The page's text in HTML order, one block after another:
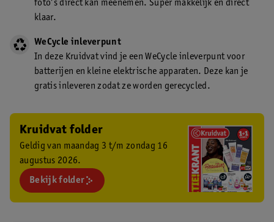
foto’s direct kan meenemen. Super makkelijk en direct
klaar.
WeCycle inleverpunt
In deze Kruidvat vind je een WeCycle inleverpunt voor
batterijen en kleine elektrische apparaten. Deze kan je
gratis inleveren zodat ze worden gerecycled.
Kruidvat folder
Geldig van maandag 3 t/m zondag 16
augustus 2026.
Bekijk folder